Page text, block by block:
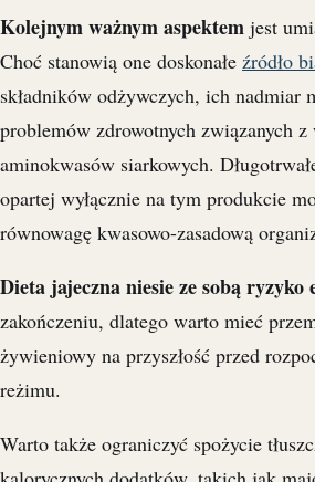
Kolejnym ważnym aspektem jest
Choć stanowią one doskonałe źródło
składników odżywczych, ich nadmiar
problemów zdrowotnych związanych z
aminokwasów siarkowych.
opartej wyłącznie na tym produkcie
równowagę kwasowo-zasadową
Dieta jajeczna niesie ze sobą
zakończeniu, dlatego warto mieć
żywieniowy na przyszłość przed
reżimu.
Warto także ograniczyć spożycie